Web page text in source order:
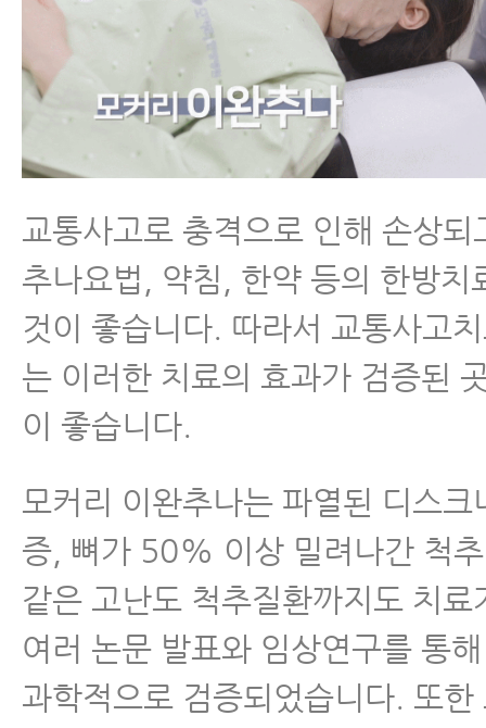
교통사고로 충격으로 인해 손상되
추나요법, 약침, 한약 등의 한방치
것이 좋습니다. 따라서 교통사고
는 이러한 치료의 효과가 검증된
이 좋습니다.
모커리 이완추나는 파열된 디스크
증, 뼈가 50% 이상 밀려나간 척
같은 고난도 척추질환까지도 치료
여러 논문 발표와 임상연구를 통
과학적으로 검증되었습니다. 또한